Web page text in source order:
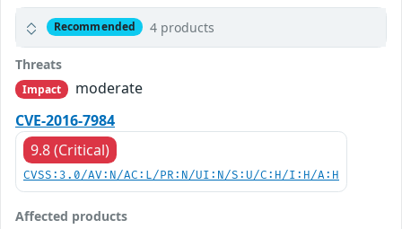
Recommended 4 products
Threats
Impact
moderate
CVE-2016-7984
9.8 (Critical)
CVSS:3.0/AV:N/AC:L/PR:N/UI:N/S:U/C:H/I:H/A:H
Affected products